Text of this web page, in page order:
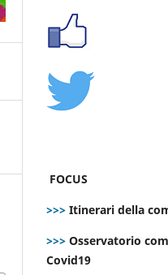
FOCUS
>>> Itinerari della
>>> Osservatorio
Covid19